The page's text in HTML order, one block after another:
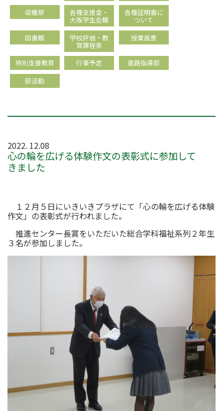
収穫祭
各種支援金・
大阪学生会館
各種証明書に
ついて
図書館
学校評価・教
育課程表
授業風景
特別支援教育 行事予定
進路指導部
部活動
2022. 12.08
心の輪を広げる体験作文の表彰式に参加して
きました
１２月５日にいきいきプラザにて「心の輪を広げる体験
作文」の表彰式が行われました。
推進センター長賞をいただいた総合学科福祉系列２年生
３名が参加しました。